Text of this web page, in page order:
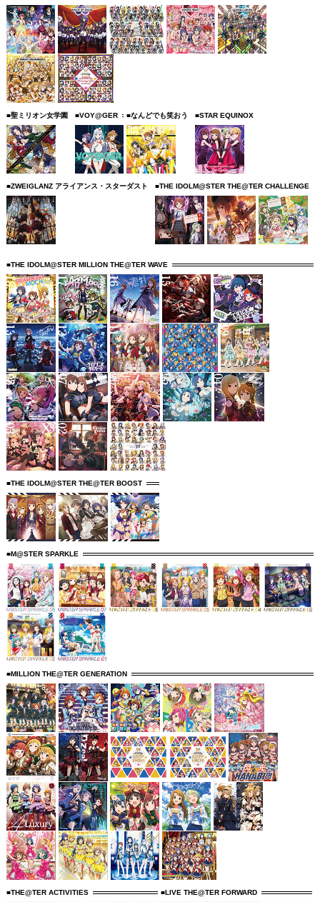
■聖ミリオン女学園 ■VOY@GER ■なんどでも笑おう ■STAR EQUINOX
■ZWEIGLANZ アライアンス・スターダスト ■THE IDOLM@STER THE@TER CHALLENGE
■THE IDOLM@STER MILLION THE@TER WAVE
■THE IDOLM@STER THE@TER BOOST
■M@STER SPARKLE
■MILLION THE@TER GENERATION
■THE@TER ACTIVITIES ■LIVE THE@TER FORWARD